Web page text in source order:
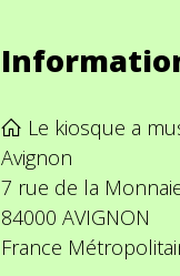
Le kiosque a
Avignon
7 rue de la
84000 AVIGNON
France